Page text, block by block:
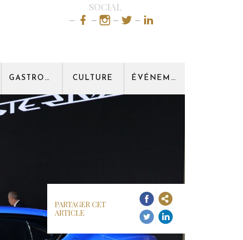
SOCIAL
GASTRONOMIE CULTURE ÉVÉNEMENT
PARTAGER CET
ARTICLE